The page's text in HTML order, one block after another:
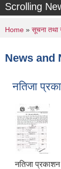
Scrolling
You are
Home » सूचना तथा
News and
नतिजा
नतिजा प्रकाशन